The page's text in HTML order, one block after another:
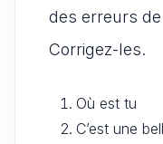
des erreurs
Corrigez-les.
Où est tu
C’est une